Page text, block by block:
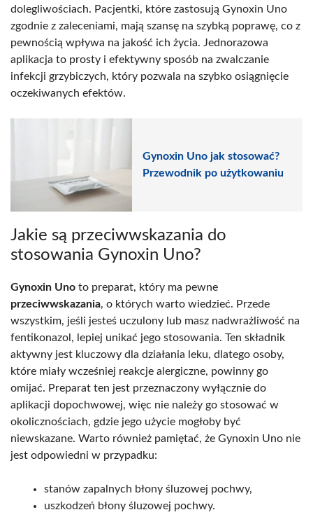
dolegliwościach. Pacjentki, które zastosują Gynoxin Uno
zgodnie z zaleceniami, mają szansę na szybką poprawę, co z
pewnością wpływa na jakość ich życia. Jednorazowa
aplikacja to prosty i efektywny sposób na zwalczanie
infekcji grzybiczych, który pozwala na szybko osiągnięcie
oczekiwanych efektów.
Gynoxin Uno jak stosować?
Przewodnik po użytkowaniu
Jakie są przeciwwskazania do
stosowania Gynoxin Uno?
Gynoxin Uno to preparat, który ma pewne
przeciwwskazania, o których warto wiedzieć. Przede
wszystkim, jeśli jesteś uczulony lub masz nadwrażliwość na
fentikonazol, lepiej unikać jego stosowania. Ten składnik
aktywny jest kluczowy dla działania leku, dlatego osoby,
które miały wcześniej reakcje alergiczne, powinny go
omijać. Preparat ten jest przeznaczony wyłącznie do
aplikacji dopochwowej, więc nie należy go stosować w
okolicznościach, gdzie jego użycie mogłoby być
niewskazane. Warto również pamiętać, że Gynoxin Uno nie
jest odpowiedni w przypadku:
stanów zapalnych błony śluzowej pochwy,
uszkodzeń błony śluzowej pochwy.